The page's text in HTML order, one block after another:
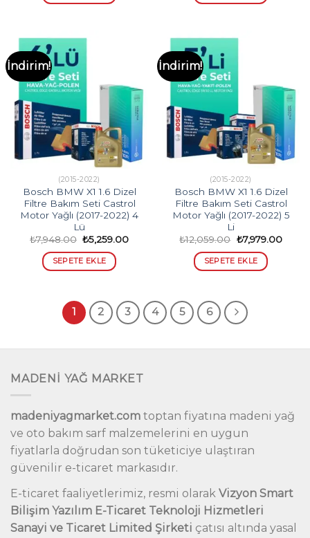
İndirim!
(2015-2022)
Bosch BMW X1 1.6 Dizel
Filtre Bakım Seti Castrol
Motor Yağlı (2017-2022) 4
Lü
₺7,948.00 Orijinal
fiyat:
₺7,948.00.
₺5,259.00Şu
SEPETE EKLE
İndirim!
(2015-2022)
Bosch BMW X1 1.6 Dizel
Filtre Bakım Seti Castrol
Motor Yağlı (2017-2022) 5
Li
₺12,059.00 Orijinal
fiyat:
₺12,059.00.
₺7,979.00Şu
SEPETE EKLE
1 2 3 4 5 6
MADENİ YAĞ MARKET
madeniyagmarket.com toptan fiyatına madeni yağ
ve oto bakım sarf malzemelerini en uygun
fiyatlarla doğrudan son tüketiciye ulaştıran
güvenilir e-ticaret markasıdır.
E-ticaret faaliyetlerimiz, resmi olarak Vizyon Smart
Bilişim Yazılım E-Ticaret Teknoloji Hizmetleri
Sanayi ve Ticaret Limited Şirketi çatısı altında yasal